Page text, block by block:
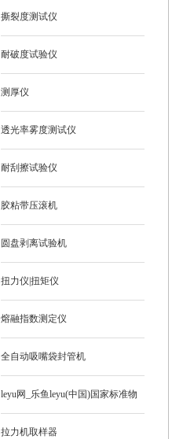
撕裂度测试仪
耐破度试验仪
测厚仪
透光率雾度测试仪
耐刮擦试验仪
胶粘带压滚机
圆盘剥离试验机
扭力仪|扭矩仪
熔融指数测定仪
全自动吸嘴袋封管机
leyu网_乐鱼leyu(中国)国家标准物
质
拉力机取样器